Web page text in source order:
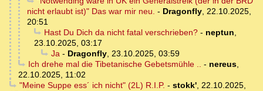
nicht erlaubt ist)" Das war mir neu. - Dragonfly, 22.10.2025,
20:51
Hast Du Dich da nicht fatal verschrieben?- neptun,
23.10.2025, 03:17
Ja- Dragonfly, 23.10.2025, 03:59
Ich drehe mal die Tibetanische Gebetsmühle .. - nereus,
22.10.2025, 11:02
"Meine Suppe ess´ ich nicht" (2L) R.I.P. - stokk', 22.10.2025,